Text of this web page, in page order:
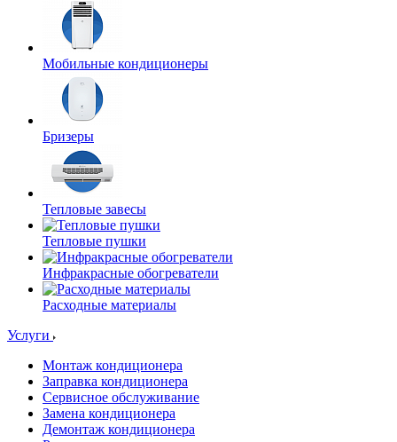
Мобильные кондиционеры
Бризеры
Тепловые завесы
Тепловые пушки
Инфракрасные обогреватели
Расходные материалы
Услуги
Монтаж кондиционера
Заправка кондиционера
Сервисное обслуживание
Замена кондиционера
Демонтаж кондиционера